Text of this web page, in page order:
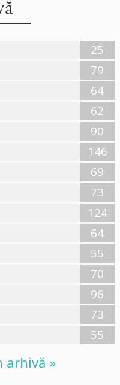
25
79
64
62
90
146
69
73
124
64
55
70
96
73
55
arhivă »